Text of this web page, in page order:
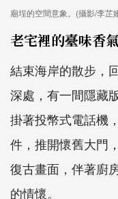
廟埕的空間意象。(攝影/李芷
老宅裡的臺味香
結束海岸的散步，
深處，有一間隱藏
掛著投幣式電話機
件，推開懷舊大門
復古畫面，伴著廚
的情懷。